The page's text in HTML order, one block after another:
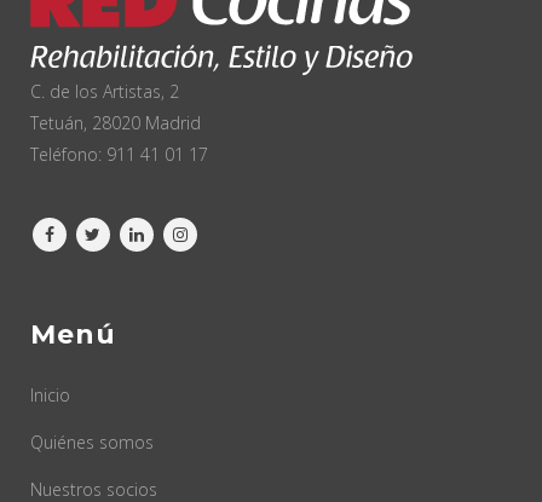
C. de los Artistas, 2
Tetuán, 28020 Madrid
Teléfono: 911 41 01 17
Menú
Inicio
Quiénes somos
Nuestros socios